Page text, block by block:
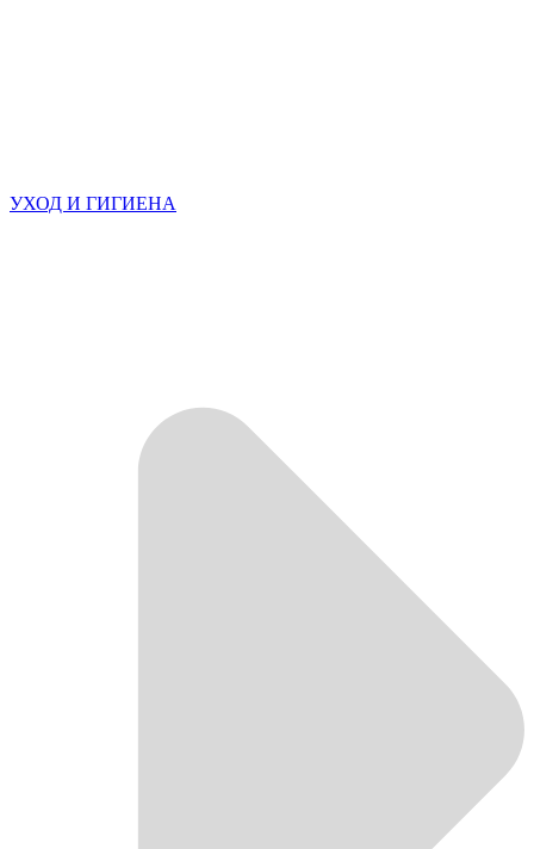
УХОД И ГИГИЕНА